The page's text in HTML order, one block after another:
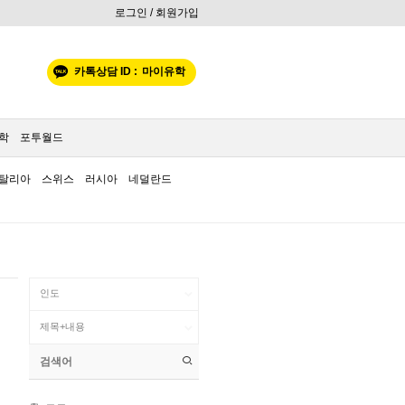
로그인 / 회원가입
카톡상담 ID : 마이유학
포투월드
리아 스위스 러시아 네덜란드